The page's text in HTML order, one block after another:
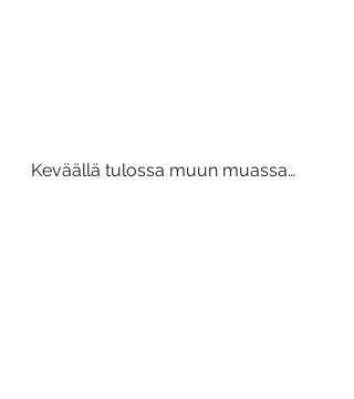
Keväällä tulossa muun muassa…